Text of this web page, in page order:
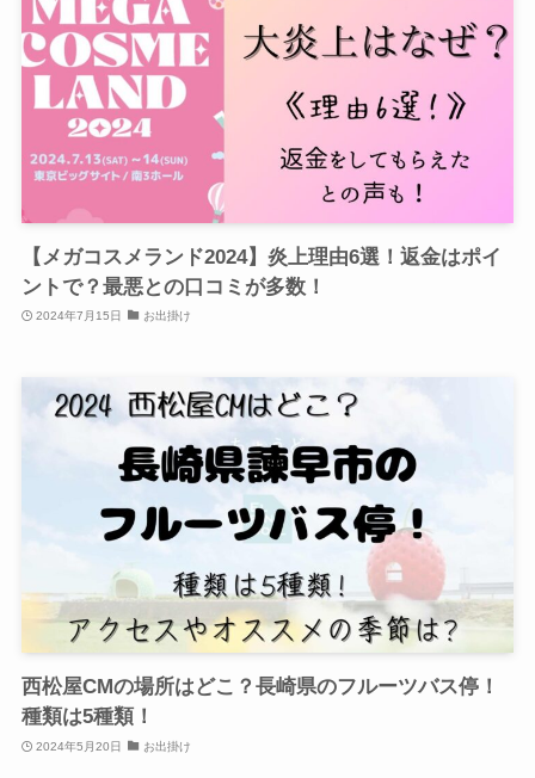
【メガコスメランド2024】炎上理由6選！返金はポイ
ントで？最悪との口コミが多数！
2024年7月15日 お出掛け
西松屋CMの場所はどこ？長崎県のフルーツバス停！
種類は5種類！
2024年5月20日 お出掛け